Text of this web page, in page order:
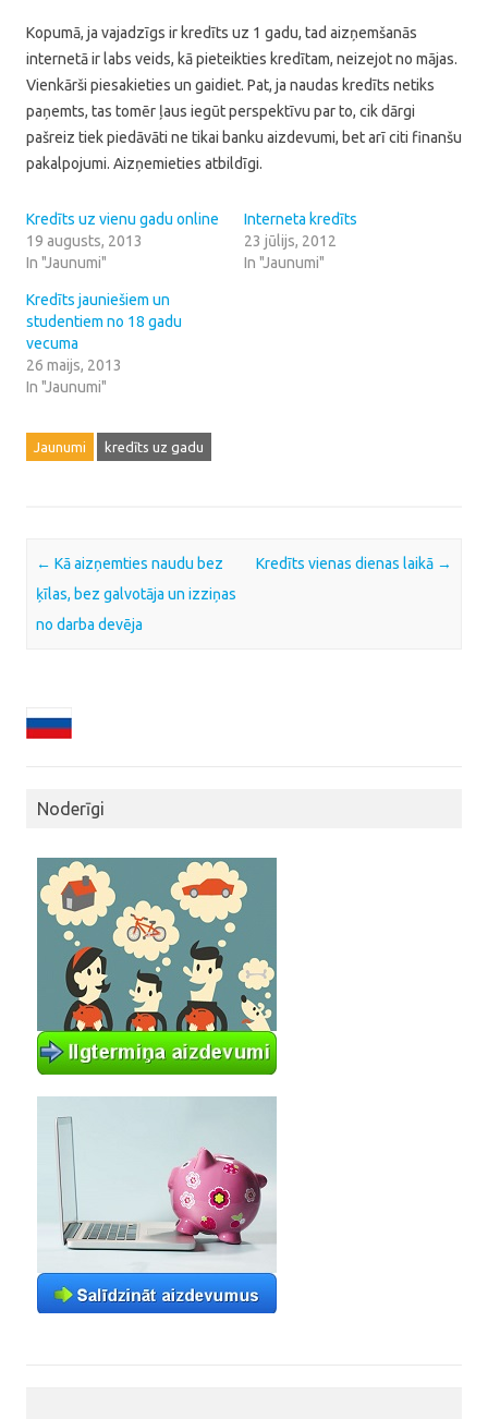
Kopumā, ja vajadzīgs ir kredīts uz 1 gadu, tad aizņemšanās
internetā ir labs veids, kā pieteikties kredītam, neizejot no mājas.
Vienkārši piesakieties un gaidiet. Pat, ja naudas kredīts netiks
paņemts, tas tomēr ļaus iegūt perspektīvu par to, cik dārgi
pašreiz tiek piedāvāti ne tikai banku aizdevumi, bet arī citi finanšu
pakalpojumi. Aizņemieties atbildīgi.
Kredīts uz vienu gadu online
19 augusts, 2013
In "Jaunumi"
Interneta kredīts
23 jūlijs, 2012
In "Jaunumi"
Kredīts jauniešiem un
studentiem no 18 gadu
vecuma
26 maijs, 2013
In "Jaunumi"
Jaunumi kredīts uz gadu
Post navigation
← Kā aizņemties naudu bez
ķīlas, bez galvotāja un izziņas
no darba devēja
Kredīts vienas dienas laikā →
Noderīgi